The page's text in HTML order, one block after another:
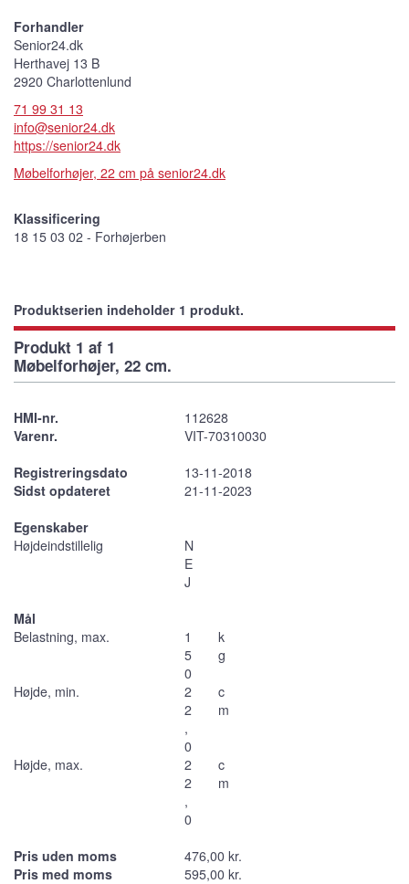
Forhandler
Senior24.dk
Herthavej 13 B
2920 Charlottenlund
71 99 31 13
info@senior24.dk
https://senior24.dk
Møbelforhøjer, 22 cm på senior24.dk
Klassificering
18 15 03 02 - Forhøjerben
Produktserien indeholder 1 produkt.
Produkt 1 af 1
Møbelforhøjer, 22 cm.
HMI-nr.
112628
Varenr.
VIT-70310030
Registreringsdato
13-11-2018
Sidst opdateret
21-11-2023
Egenskaber
Højdeindstillelig
N
E
J
Mål
Belastning, max.
1
5
0
k
g
Højde, min.
2
2
,
0
c
m
Højde, max.
2
2
,
0
c
m
Pris uden moms
476,00 kr.
Pris med moms
595,00 kr.